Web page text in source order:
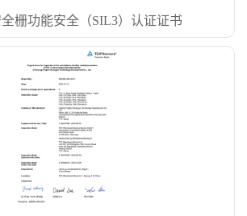
栅功能安全（SIL3）认证证书